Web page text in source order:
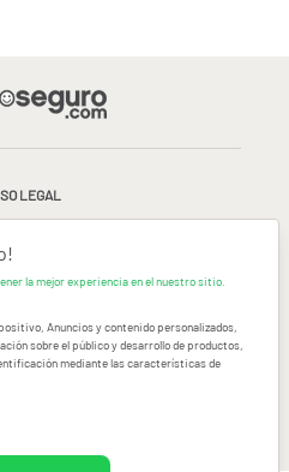
LEGAL
GENERALES DE USO
los derechos reservados
la mejor experiencia en el nuestro sitio.
Anuncios y contenido personalizados,
sobre el público y desarrollo de productos,
mediante las características de